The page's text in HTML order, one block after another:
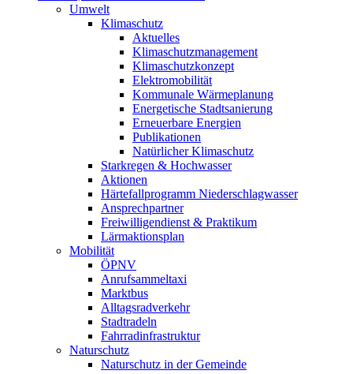
Umwelt
Klimaschutz
Aktuelles
Klimaschutzmanagement
Klimaschutzkonzept
Elektromobilität
Kommunale Wärmeplanung
Energetische Stadtsanierung
Erneuerbare Energien
Publikationen
Natürlicher Klimaschutz
Starkregen & Hochwasser
Aktionen
Härtefallprogramm Niederschlagwasser
Ansprechpartner
Freiwilligendienst & Praktikum
Lärmaktionsplan
Mobilität
ÖPNV
Anrufsammeltaxi
Marktbus
Alltagsradverkehr
Stadtradeln
Fahrradinfrastruktur
Naturschutz
Naturschutz in der Gemeinde